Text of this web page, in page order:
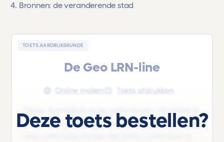
Bronnen: de veranderende stad
TOETS AARDRIJKSKUNDE
De Geo LRN-line
Online maken Toets afdrukken
Deze Aardrijkskunde oefentoets 'Hoofdstuk
2 - Steden in Nederland' uit het lesboek 'De
Deze toets bestellen?